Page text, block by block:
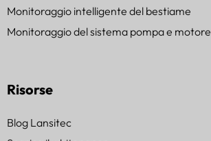
Monitoraggio intelligente del bestiame
Monitoraggio del sistema pompa e motore
Risorse
Blog Lansitec